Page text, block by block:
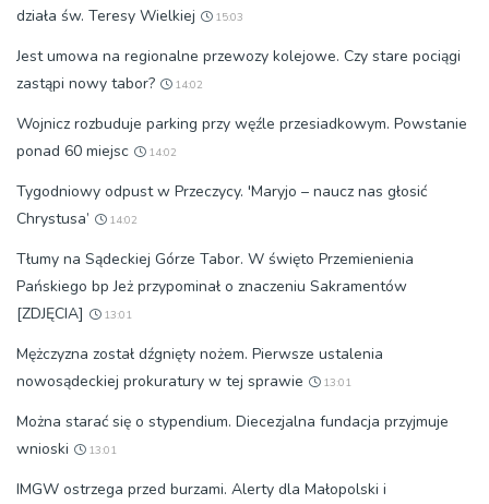
działa św. Teresy Wielkiej
15:03
Jest umowa na regionalne przewozy kolejowe. Czy stare pociągi
zastąpi nowy tabor?
14:02
Wojnicz rozbuduje parking przy węźle przesiadkowym. Powstanie
ponad 60 miejsc
14:02
Tygodniowy odpust w Przeczycy. 'Maryjo – naucz nas głosić
Chrystusa’
14:02
Tłumy na Sądeckiej Górze Tabor. W święto Przemienienia
Pańskiego bp Jeż przypominał o znaczeniu Sakramentów
[ZDJĘCIA]
13:01
Mężczyzna został dźgnięty nożem. Pierwsze ustalenia
nowosądeckiej prokuratury w tej sprawie
13:01
Można starać się o stypendium. Diecezjalna fundacja przyjmuje
wnioski
13:01
IMGW ostrzega przed burzami. Alerty dla Małopolski i